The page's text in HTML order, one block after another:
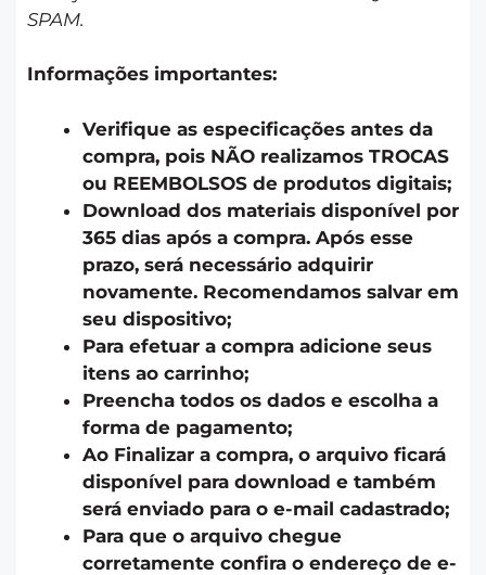
SPAM.
Informações importantes:
Verifique as especificações antes da
compra, pois NÃO realizamos TROCAS
ou REEMBOLSOS de produtos digitais;
Download dos materiais disponível por
365 dias após a compra. Após esse
prazo, será necessário adquirir
novamente. Recomendamos salvar em
seu dispositivo;
Para efetuar a compra adicione seus
itens ao carrinho;
Preencha todos os dados e escolha a
forma de pagamento;
Ao Finalizar a compra, o arquivo ficará
disponível para download e também
será enviado para o e-mail cadastrado;
Para que o arquivo chegue
corretamente confira o endereço de e-